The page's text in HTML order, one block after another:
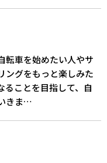
転車を始めたい人やサ
ングをもっと楽しみた
ることを目指して、自
きま…